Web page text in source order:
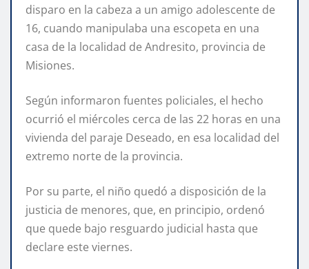
disparo en la cabeza a un amigo adolescente de
16, cuando manipulaba una escopeta en una
casa de la localidad de Andresito, provincia de
Misiones.
Según informaron fuentes policiales, el hecho
ocurrió el miércoles cerca de las 22 horas en una
vivienda del paraje Deseado, en esa localidad del
extremo norte de la provincia.
Por su parte, el niño quedó a disposición de la
justicia de menores, que, en principio, ordenó
que quede bajo resguardo judicial hasta que
declare este viernes.